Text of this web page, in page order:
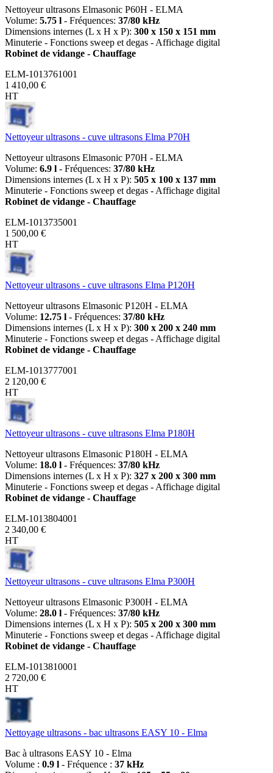
Nettoyeur ultrasons Elmasonic P60H - ELMA
Volume: 5.75 l - Fréquences: 37/80 kHz
Dimensions internes (L x H x P): 300 x 150 x 151 mm
Minuterie - Fonctions sweep et degas - Affichage digital
Robinet de vidange - Chauffage
ELM-1013761001
1 410,00 €
HT
Nettoyeur ultrasons - cuve ultrasons Elma P70H
Nettoyeur ultrasons Elmasonic P70H - ELMA
Volume: 6.9 l - Fréquences: 37/80 kHz
Dimensions internes (L x H x P): 505 x 100 x 137 mm
Minuterie - Fonctions sweep et degas - Affichage digital
Robinet de vidange - Chauffage
ELM-1013735001
1 500,00 €
HT
Nettoyeur ultrasons - cuve ultrasons Elma P120H
Nettoyeur ultrasons Elmasonic P120H - ELMA
Volume: 12.75 l - Fréquences: 37/80 kHz
Dimensions internes (L x H x P): 300 x 200 x 240 mm
Minuterie - Fonctions sweep et degas - Affichage digital
Robinet de vidange - Chauffage
ELM-1013777001
2 120,00 €
HT
Nettoyeur ultrasons - cuve ultrasons Elma P180H
Nettoyeur ultrasons Elmasonic P180H - ELMA
Volume: 18.0 l - Fréquences: 37/80 kHz
Dimensions internes (L x H x P): 327 x 200 x 300 mm
Minuterie - Fonctions sweep et degas - Affichage digital
Robinet de vidange - Chauffage
ELM-1013804001
2 340,00 €
HT
Nettoyeur ultrasons - cuve ultrasons Elma P300H
Nettoyeur ultrasons Elmasonic P300H - ELMA
Volume: 28.0 l - Fréquences: 37/80 kHz
Dimensions internes (L x H x P): 505 x 200 x 300 mm
Minuterie - Fonctions sweep et degas - Affichage digital
Robinet de vidange - Chauffage
ELM-1013810001
2 720,00 €
HT
Nettoyage ultrasons - bac ultrasons EASY 10 - Elma
Bac à ultrasons EASY 10 - Elma
Volume : 0.9 l - Fréquence : 37 kHz